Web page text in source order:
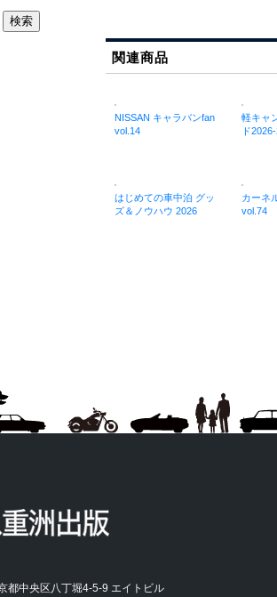
関連商品
NISSAN キャラバンfan
vol.14
軽キャ
ド
はじめての車中泊 グッ
ズ＆ノウハウ 2026
カーネ
vol.74
都中央区八丁堀4-5-9 エイトビル